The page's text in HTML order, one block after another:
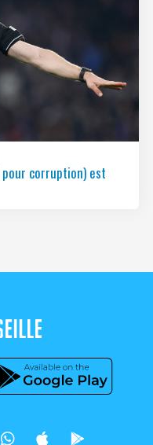
pour corruption) est